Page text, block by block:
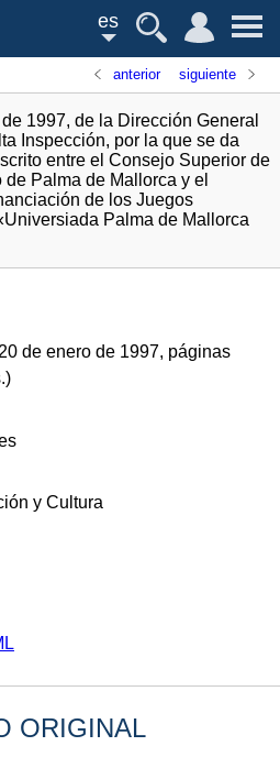
es
anterior siguiente
1997, de la Dirección General
Inspección, por la que se da
entre el Consejo Superior de
Palma de Mallorca y el
de los Juegos
Palma de Mallorca
de enero de 1997, páginas
)
y Cultura
ORIGINAL